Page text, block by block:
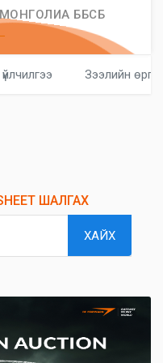
ББСБ
үйлчилгээ Зээлийн
ШАЛГАХ
ХАЙХ